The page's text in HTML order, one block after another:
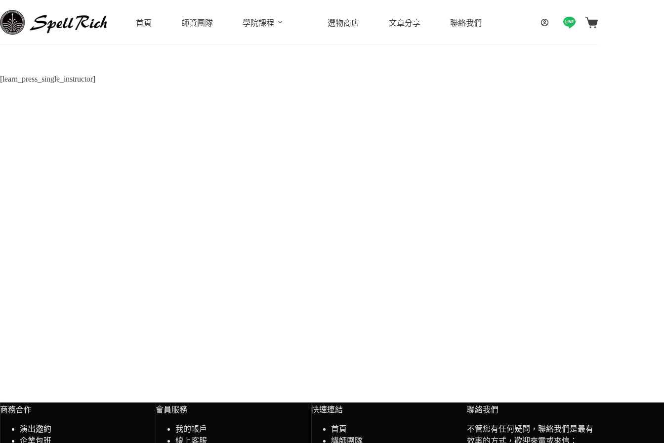
至
主
首頁 師資團隊 學院課程 選物商店 文章分享 聯絡我們
購
[learn_press_single_instructor]
商務合作
演出邀約
企業包班
會員服務
我的帳戶
線上客服
快速連結
首頁
講師團隊
聯絡我們
不管您有任何疑問，聯絡我們是最有
效率的方式，歡迎來電或來信：